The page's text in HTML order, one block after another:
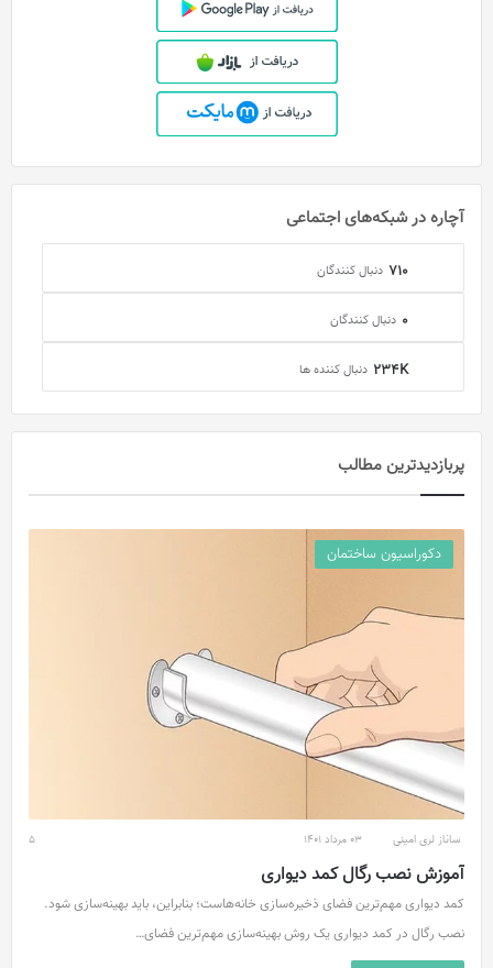
آچاره در شبکه‌های اجتماعی
710 دنبال کنندگان
0 دنبال کنندگان
234K دنبال کننده ها
پربازدید‌ترین مطالب
دکوراسیون ساختمان
ساناز لری امینی 03 مرداد 1401 5
آموزش نصب رگال کمد دیواری
کمد دیواری مهم‌ترین فضای ذخیره‌سازی خانه‌هاست؛ بنابراین، باید بهینه‌سازی شود.
نصب رگال در کمد دیواری یک روش بهینه‌سازی مهم‌ترین فضای…